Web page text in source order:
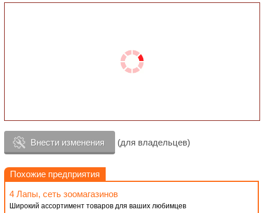
Внести изменения (для владельцев)
Похожие предприятия
4 Лапы, сеть зоомагазинов
Широкий ассортимент товаров для ваших любимцев